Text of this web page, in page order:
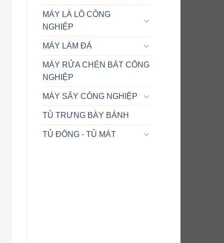
MÁY LÀ LÔ CÔNG
NGHIỆP
MÁY LÀM ĐÁ
MÁY RỬA CHÉN BÁT CÔNG
NGHIỆP
MÁY SẤY CÔNG NGHIỆP
TỦ TRƯNG BÀY BÁNH
TỦ ĐÔNG - TỦ MÁT